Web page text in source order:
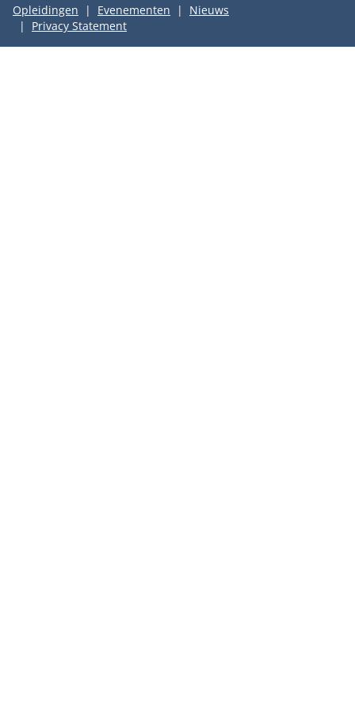
Opleidingen
Evenementen
Nieuws
Privacy Statement